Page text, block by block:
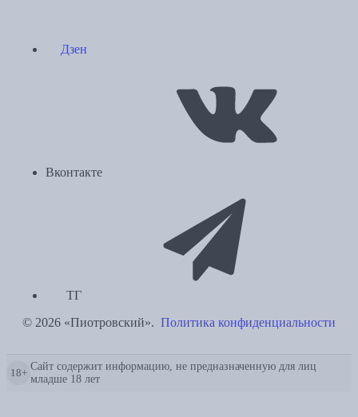
Дзен
Вконтакте
ТГ
© 2026 «Пиотровский». Политика конфиденциальности
18+
Сайт содержит информацию, не предназначенную для лиц
младше 18 лет